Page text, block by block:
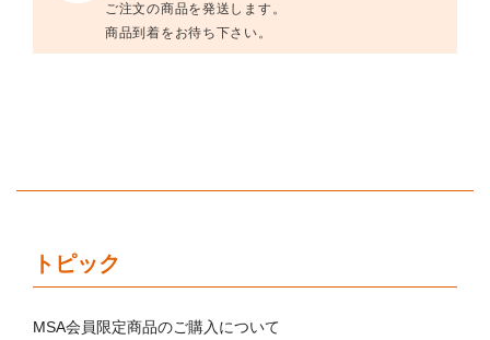
ご注文の商品を発送します。
商品到着をお待ち下さい。
トピック
MSA会員限定商品のご購入について